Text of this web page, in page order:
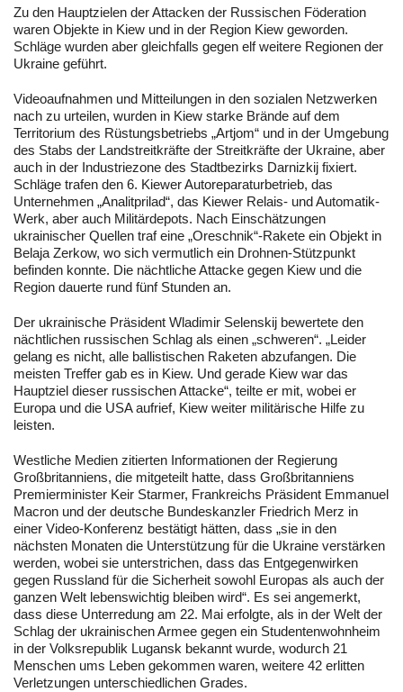
Zu den Hauptzielen der Attacken der Russischen Föderation
waren Objekte in Kiew und in der Region Kiew geworden.
Schläge wurden aber gleichfalls gegen elf weitere Regionen der
Ukraine geführt.
Videoaufnahmen und Mitteilungen in den sozialen Netzwerken
nach zu urteilen, wurden in Kiew starke Brände auf dem
Territorium des Rüstungsbetriebs „Artjom“ und in der Umgebung
des Stabs der Landstreitkräfte der Streitkräfte der Ukraine, aber
auch in der Industriezone des Stadtbezirks Darnizkij fixiert.
Schläge trafen den 6. Kiewer Autoreparaturbetrieb, das
Unternehmen „Analitprilad“, das Kiewer Relais- und Automatik-
Werk, aber auch Militärdepots. Nach Einschätzungen
ukrainischer Quellen traf eine „Oreschnik“-Rakete ein Objekt in
Belaja Zerkow, wo sich vermutlich ein Drohnen-Stützpunkt
befinden konnte. Die nächtliche Attacke gegen Kiew und die
Region dauerte rund fünf Stunden an.
Der ukrainische Präsident Wladimir Selenskij bewertete den
nächtlichen russischen Schlag als einen „schweren“. „Leider
gelang es nicht, alle ballistischen Raketen abzufangen. Die
meisten Treffer gab es in Kiew. Und gerade Kiew war das
Hauptziel dieser russischen Attacke“, teilte er mit, wobei er
Europa und die USA aufrief, Kiew weiter militärische Hilfe zu
leisten.
Westliche Medien zitierten Informationen der Regierung
Großbritanniens, die mitgeteilt hatte, dass Großbritanniens
Premierminister Keir Starmer, Frankreichs Präsident Emmanuel
Macron und der deutsche Bundeskanzler Friedrich Merz in
einer Video-Konferenz bestätigt hätten, dass „sie in den
nächsten Monaten die Unterstützung für die Ukraine verstärken
werden, wobei sie unterstrichen, dass das Entgegenwirken
gegen Russland für die Sicherheit sowohl Europas als auch der
ganzen Welt lebenswichtig bleiben wird“. Es sei angemerkt,
dass diese Unterredung am 22. Mai erfolgte, als in der Welt der
Schlag der ukrainischen Armee gegen ein Studentenwohnheim
in der Volksrepublik Lugansk bekannt wurde, wodurch 21
Menschen ums Leben gekommen waren, weitere 42 erlitten
Verletzungen unterschiedlichen Grades.